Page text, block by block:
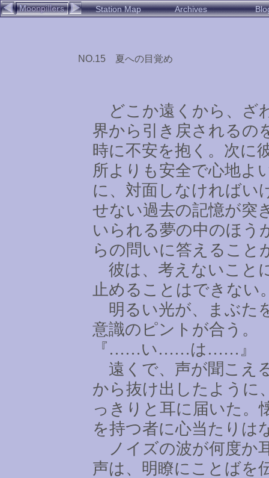
Station Map Archives
NO.15 夏への目覚め
どこか遠くから、ざ
界から引き戻されるの
時に不安を抱く。次に
所よりも安全で心地よ
に、対面しなければい
せない過去の記憶が突
いられる夢の中のほう
らの問いに答えること
彼は、考えないこと
止めることはできない
明るい光が、まぶた
意識のピントが合う。
『 ……い……は …… 』
遠くで、声が聞こえ
から抜け出したように
っきりと耳に届いた。
を持つ者に心当たりは
ノイズの波が何度か
声は、明瞭にことばを